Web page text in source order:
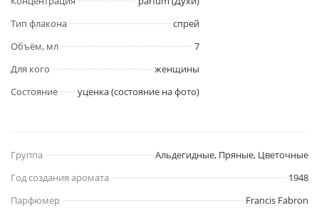
Тип флакона
спрей
Объём, мл
7
Для кого
женщины
Состояние
уценка (состояние на фото)
Группа
Альдегидные, Пряные, Цветочные
Год создания аромата
1948
Парфюмер
Francis Fabron